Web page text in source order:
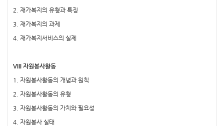
2. 재가복지의 유형과 특징
3. 재가복지의 과제
4. 재가복지서비스의 실제
VIII 자원봉사활동
1. 자원봉사활동의 개념과 원칙
2. 자원봉사활동의 유형
3. 자원봉사활동의 가치와 필요성
4. 자원봉사 실태